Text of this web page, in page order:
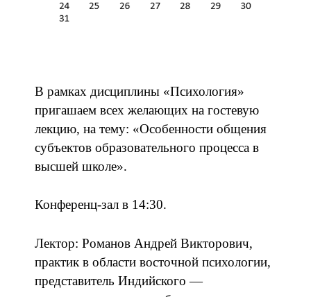
В рамках дисциплины «Психология»
пригашаем всех желающих на гостевую
лекцию, на тему: «Особенности общения
субъектов образовательного процесса в
высшей школе».
Конференц-зал в 14:30.
Лектор: Романов Андрей Викторович,
практик в области восточной психологии,
представитель Индийского —